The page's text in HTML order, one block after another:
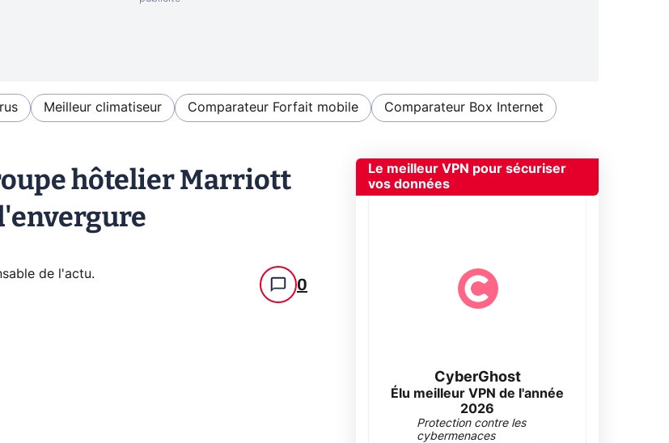
Meilleur climatiseur Comparateur Forfait mobile Comparateur Box Internet
hôtelier Marriott
de l'actu.
0
Le meilleur VPN pour sécuriser
vos données
CyberGhost
Élu meilleur VPN de l'année
2026
Protection contre les
cybermenaces